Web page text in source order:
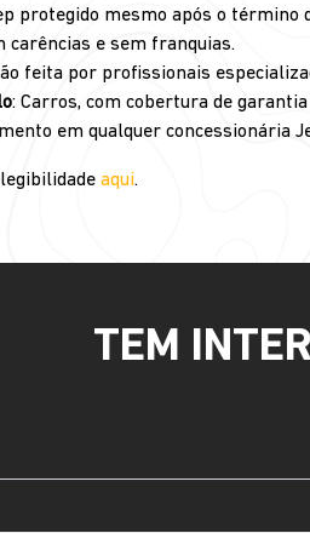
protegido mesmo após o término
carências e sem franquias.
feita por profissionais
: Carros, com cobertura de
em qualquer concessionária
aqui.
TEM